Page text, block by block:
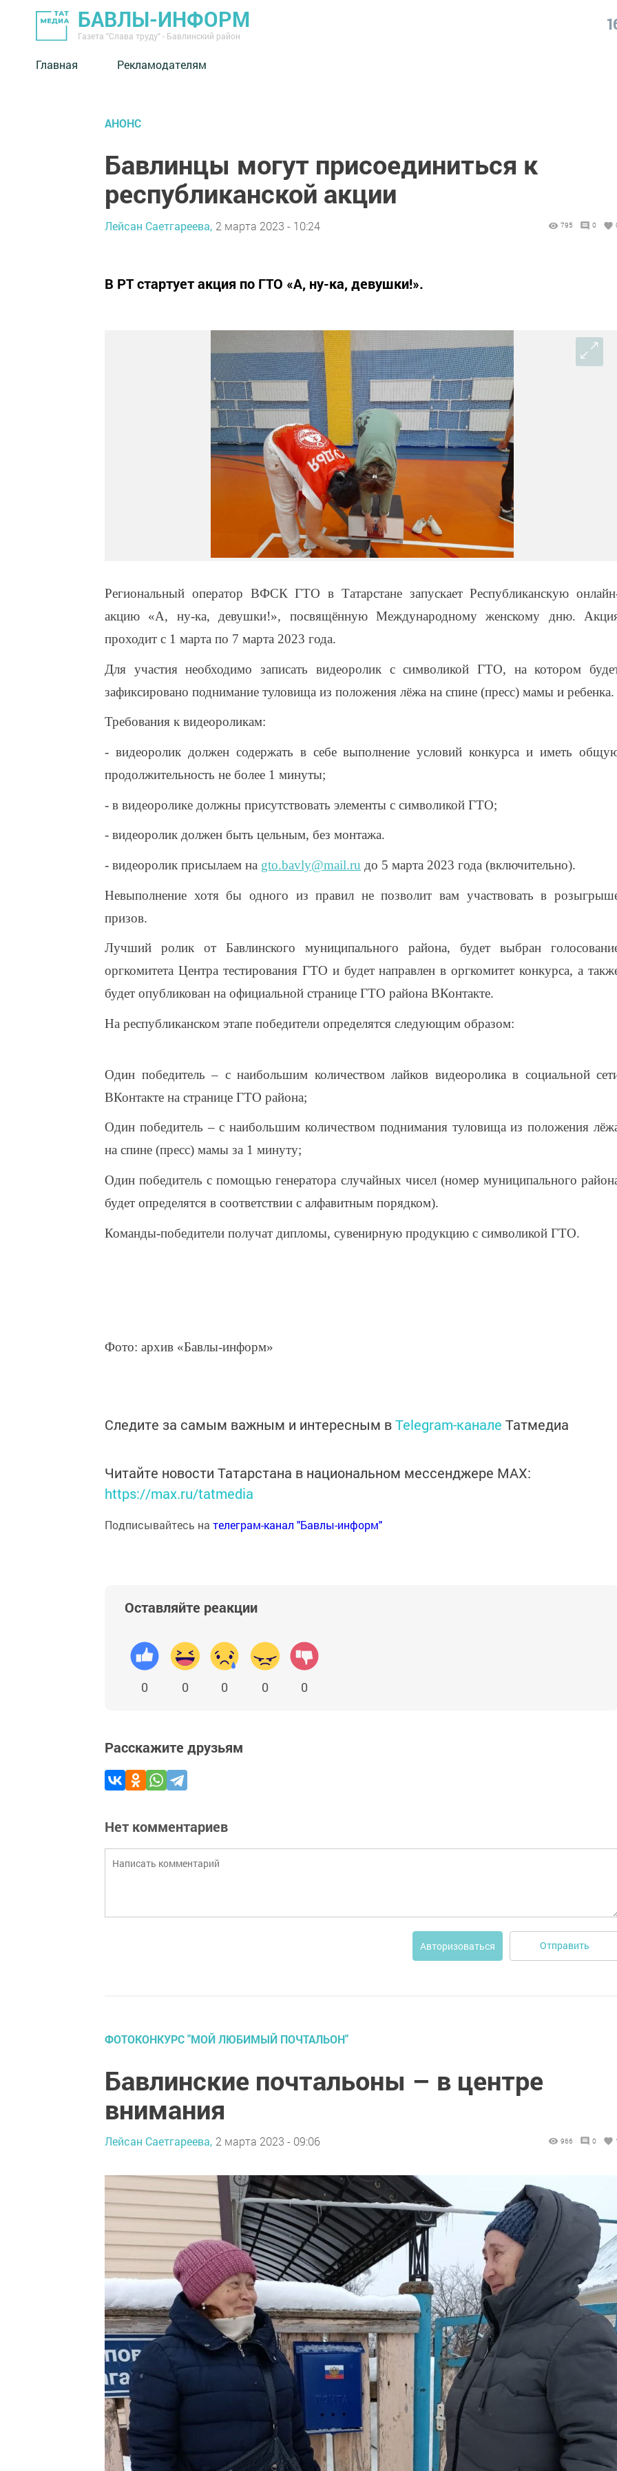
БАВЛЫ-ИНФОРМ
Газета "Слава труду" - Бавлинский район
Главная Рекламодателям
АНОНС
Бавлинцы могут присоединиться к
республиканской акции
Лейсан Саетгареева, 2 марта 2023 - 10:24 795 0
В РТ стартует акция по ГТО «А, ну-ка, девушки!».
Региональный оператор ВФСК ГТО в Татарстане запускает Республиканскую
акцию «А, ну-ка, девушки!», посвящённую Международному женскому дню.
проходит с 1 марта по 7 марта 2023 года.
Для участия необходимо записать видеоролик с символикой ГТО, на котором
зафиксировано поднимание туловища из положения лёжа на спине (пресс) мамы и ребенка.
Требования к видеороликам:
- видеоролик должен содержать в себе выполнение условий конкурса и иметь
продолжительность не более 1 минуты;
- в видеоролике должны присутствовать элементы с символикой ГТО;
- видеоролик должен быть цельным, без монтажа.
- видеоролик присылаем на gto.bavly@mail.ru до 5 марта 2023 года (включительно).
Невыполнение хотя бы одного из правил не позволит вам участвовать в
призов.
Лучший ролик от Бавлинского муниципального района, будет выбран
оргкомитета Центра тестирования ГТО и будет направлен в оргкомитет конкурса, а
будет опубликован на официальной странице ГТО района ВКонтакте.
На республиканском этапе победители определятся следующим образом:
Один победитель – с наибольшим количеством лайков видеоролика в социальной
ВКонтакте на странице ГТО района;
Один победитель – с наибольшим количеством поднимания туловища из положения
на спине (пресс) мамы за 1 минуту;
Один победитель с помощью генератора случайных чисел (номер муниципального
будет определятся в соответствии с алфавитным порядком).
Команды-победители получат дипломы, сувенирную продукцию с символикой ГТО.
Фото: архив «Бавлы-информ»
Следите за самым важным и интересным вTelegram-канале Татмедиа
Читайте новости Татарстана в национальном мессенджере MАХ:
https://max.ru/tatmedia
Подписывайтесь на телеграм-канал "Бавлы-информ"
Оставляйте реакции
0 0 0 0 0
Расскажите друзьям
Нет комментариев
Авторизоваться Отправить
ФОТОКОНКУРС "МОЙ ЛЮБИМЫЙ ПОЧТАЛЬОН"
Бавлинские почтальоны – в центре
внимания
Лейсан Саетгареева, 2 марта 2023 - 09:06 966 0